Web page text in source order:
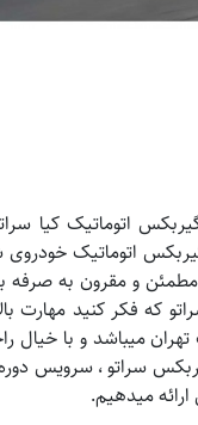
اتوماتیک کیا
اتوماتیک خودروی
و مقرون به صرفه
که فکر کنید مهارت
میباشد و با خیال
سراتو ، سرویس